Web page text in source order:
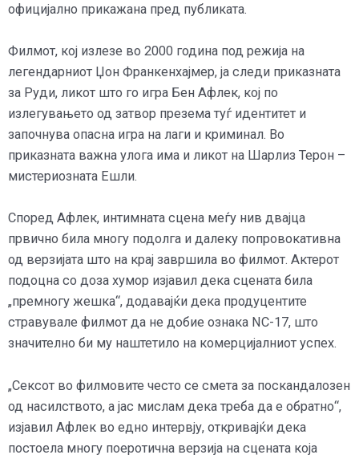
официјално прикажана пред публиката.
Филмот, кој излезе во 2000 година под режија на
легендарниот Џон Франкенхајмер, ја следи приказната
за Руди, ликот што го игра Бен Афлек, кој по
излегувањето од затвор презема туѓ идентитет и
започнува опасна игра на лаги и криминал. Во
приказната важна улога има и ликот на Шарлиз Терон –
мистериозната Ешли.
Според Афлек, интимната сцена меѓу нив двајца
првично била многу подолга и далеку попровокативна
од верзијата што на крај завршила во филмот. Актерот
подоцна со доза хумор изјавил дека сцената била
„премногу жешка“, додавајќи дека продуцентите
стравувале филмот да не добие ознака NC-17, што
значително би му наштетило на комерцијалниот успех.
„Сексот во филмовите често се смета за поскандалозен
од насилството, а јас мислам дека треба да е обратно“,
изјавил Афлек во едно интервју, откривајќи дека
постоела многу поеротична верзија на сцената која